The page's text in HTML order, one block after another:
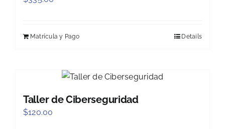
Matrícula y Pago Details
Taller de Ciberseguridad
$120.00